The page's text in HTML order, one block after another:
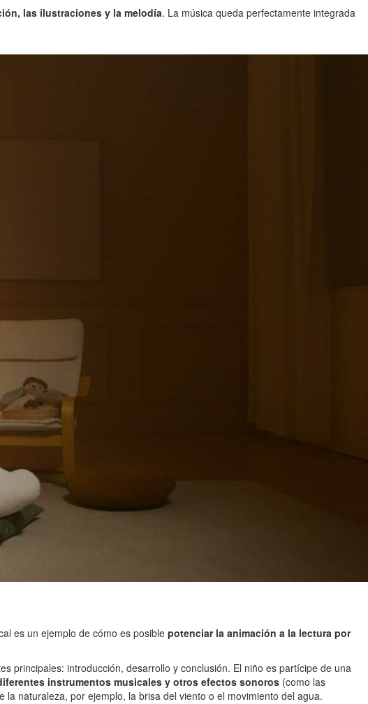
las ilustraciones y la melodía. La música queda perfectamente integrada
es un ejemplo de cómo es posible potenciar la animación a la lectura por
principales: introducción, desarrollo y conclusión. El niño es partícipe de una
instrumentos musicales y otros efectos sonoros (como las
naturaleza, por ejemplo, la brisa del viento o el movimiento del agua.